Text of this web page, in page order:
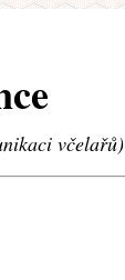
včelařů)